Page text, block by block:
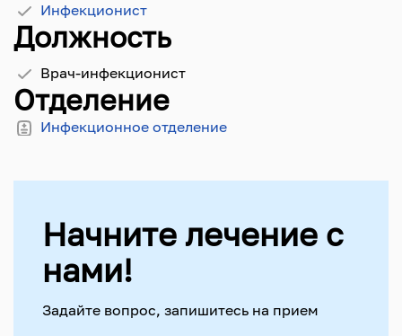
Инфекционист
Должность
Врач-инфекционист
Отделение
Инфекционное отделение
Начните лечение с
нами!
Задайте вопрос, запишитесь на прием